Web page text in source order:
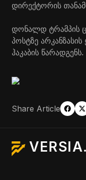
დირექტორის
დონალდ ტრამპის
პოსტზე
ჰაკაბის წარადგენს.
Share Article